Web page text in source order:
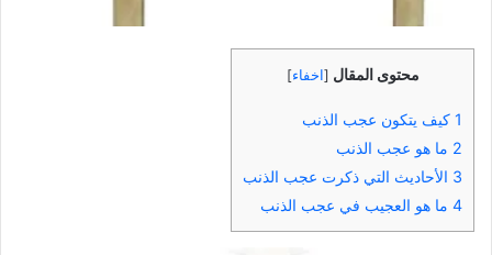
محتوى المقال [اخفاء]
1 كيف يتكون عجب الذنب
2 ما هو عجب الذنب
3 الأحاديث التي ذكرت عجب الذنب
4 ما هو العجيب في عجب الذنب